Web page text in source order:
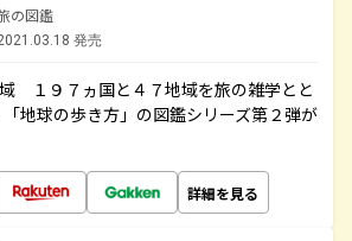
の図鑑
発売
域 １９７ヵ国と４７地域を旅の雑学とと
地球の歩き方」の図鑑シリーズ第２弾が
詳細を見る